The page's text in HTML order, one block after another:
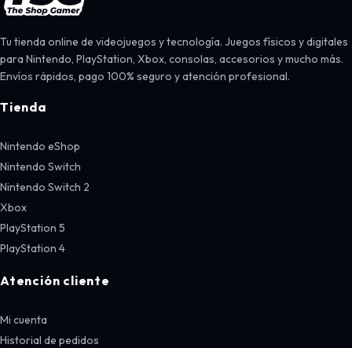
Tu tienda online de videojuegos y tecnología. Juegos físicos y digitales
para Nintendo, PlayStation, Xbox, consolas, accesorios y mucho más.
Envíos rápidos, pago 100% seguro y atención profesional.
Tienda
Nintendo eShop
Nintendo Switch
Nintendo Switch 2
Xbox
PlayStation 5
PlayStation 4
Atención cliente
Mi cuenta
Historial de pedidos